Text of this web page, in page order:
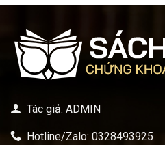
Tác giả: ADMIN
Hotline/Zalo: 0328493925